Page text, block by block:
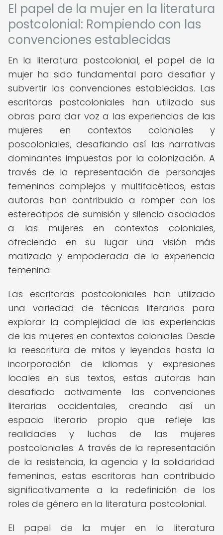
El papel de la mujer en la literatura
postcolonial: Rompiendo con las
convenciones establecidas
En la literatura postcolonial, el papel de la
mujer ha sido fundamental para desafiar y
subvertir las convenciones establecidas. Las
escritoras postcoloniales han utilizado sus
obras para dar voz a las experiencias de las
mujeres en contextos coloniales y
poscoloniales, desafiando así las narrativas
dominantes impuestas por la colonización. A
través de la representación de personajes
femeninos complejos y multifacéticos, estas
autoras han contribuido a romper con los
estereotipos de sumisión y silencio asociados
a las mujeres en contextos coloniales,
ofreciendo en su lugar una visión más
matizada y empoderada de la experiencia
femenina.
Las escritoras postcoloniales han utilizado
una variedad de técnicas literarias para
explorar la complejidad de las experiencias
de las mujeres en contextos coloniales. Desde
la reescritura de mitos y leyendas hasta la
incorporación de idiomas y expresiones
locales en sus textos, estas autoras han
desafiado activamente las convenciones
literarias occidentales, creando así un
espacio literario propio que refleje las
realidades y luchas de las mujeres
postcoloniales. A través de la representación
de la resistencia, la agencia y la solidaridad
femeninas, estas escritoras han contribuido
significativamente a la redefinición de los
roles de género en la literatura postcolonial.
El papel de la mujer en la literatura